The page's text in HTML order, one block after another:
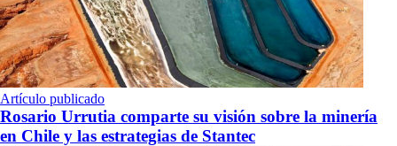
Artículo publicado
Rosario Urrutia comparte su visión sobre la minería
en Chile y las estrategias de Stantec